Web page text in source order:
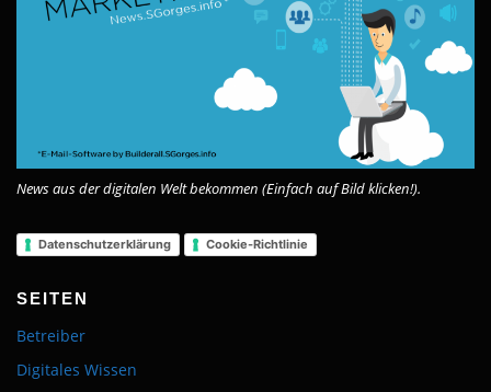
News aus der digitalen Welt bekommen (Einfach auf Bild klicken!).
Datenschutzerklärung Cookie-Richtlinie
SEITEN
Betreiber
Digitales Wissen